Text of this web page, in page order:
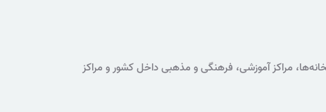
سال ۱۴۰۵، بیش از ۷۸ هزار منبع اطلاعاتی به کتابخانه‌ها، مراکز آموزشی، فرهنگی و مذهبی داخل کشور و مراکز